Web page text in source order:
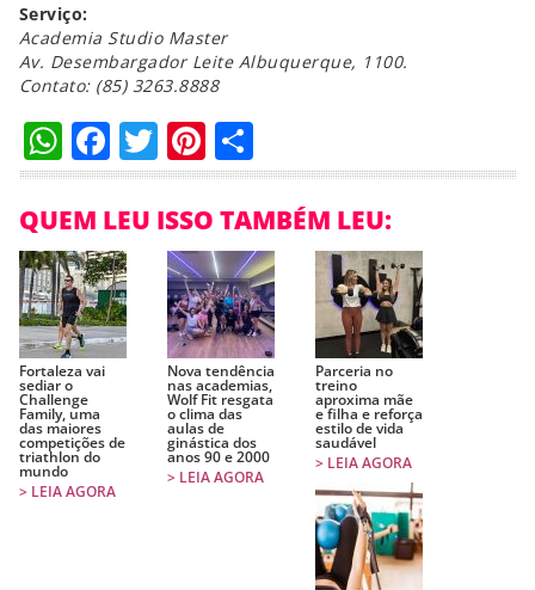
Serviço:
Academia Studio Master
Av. Desembargador Leite Albuquerque, 1100.
Contato: (85) 3263.8888
WhatsApp
Facebook
TwitterPinterest
Compartilhar
QUEM LEU ISSO TAMBÉM LEU:
Fortaleza vai
sediar o
Challenge
Family, uma
das maiores
competições de
triathlon do
mundo
> LEIA AGORA
Nova tendência
nas academias,
Wolf Fit resgata
o clima das
aulas de
ginástica dos
anos 90 e 2000
> LEIA AGORA
Parceria no
treino
aproxima mãe
e filha e reforça
estilo de vida
saudável
> LEIA AGORA